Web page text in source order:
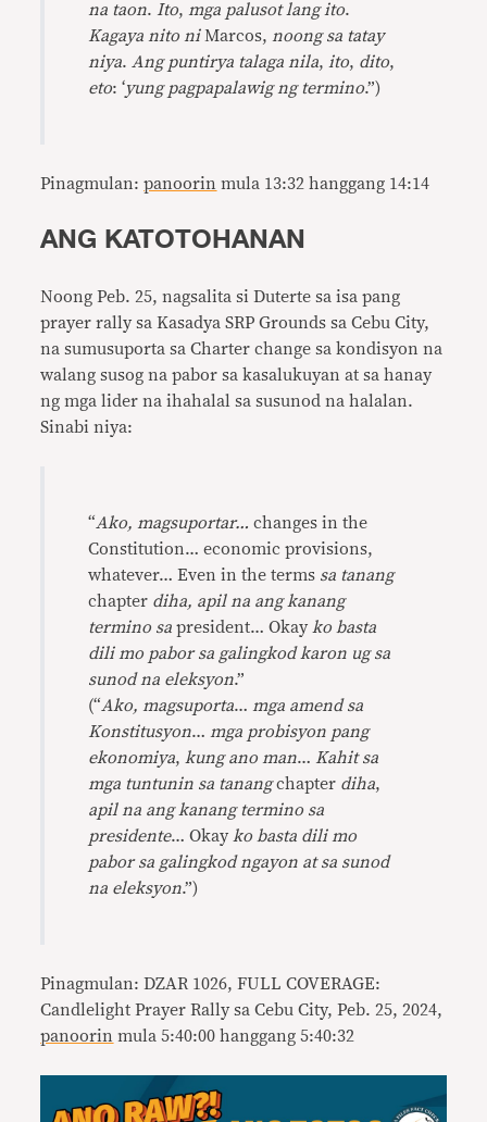
na taon. Ito, mga palusot lang ito.
Kagaya nito ni Marcos, noong sa tatay
niya. Ang puntirya talaga nila, ito, dito,
eto: ‘yung pagpapalawig ng termino.”)
Pinagmulan:panoorin mula 13:32 hanggang 14:14
ANG KATOTOHANAN
Noong Peb. 25, nagsalita si Duterte sa isa pang
prayer rally sa Kasadya SRP Grounds sa Cebu City,
na sumusuporta sa Charter change sa kondisyon na
walang susog na pabor sa kasalukuyan at sa hanay
ng mga lider na ihahalal sa susunod na halalan.
Sinabi niya:
“Ako, magsuportar… changes in the
Constitution… economic provisions,
whatever… Even in the terms sa tanang
chapter diha, apil na ang kanang
termino sapresident… Okay ko basta
dili mo pabor sa galingkod karon ug sa
sunod na eleksyon.”
(“Ako, magsuporta… mga amend sa
Konstitusyon… mga probisyon pang
ekonomiya, kung ano man… Kahit sa
mga tuntunin sa tanangchapter diha,
apil na ang kanang termino sa
presidente… Okay ko basta dili mo
pabor sa galingkod ngayon at sa sunod
na eleksyon.”)
Pinagmulan: DZAR 1026, FULL COVERAGE:
Candlelight Prayer Rally sa Cebu City, Peb. 25, 2024,
panoorin mula 5:40:00 hanggang 5:40:32